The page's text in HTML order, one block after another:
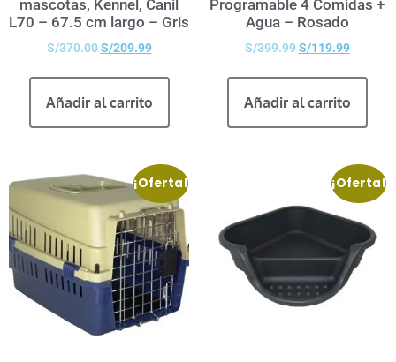
mascotas, Kennel, Canil
L70 – 67.5 cm largo – Gris
S/370.00 S/209.99
Añadir al carrito
Programable 4 Comidas +
Agua – Rosado
S/399.99 S/119.99
Añadir al carrito
¡Oferta! ¡Oferta!